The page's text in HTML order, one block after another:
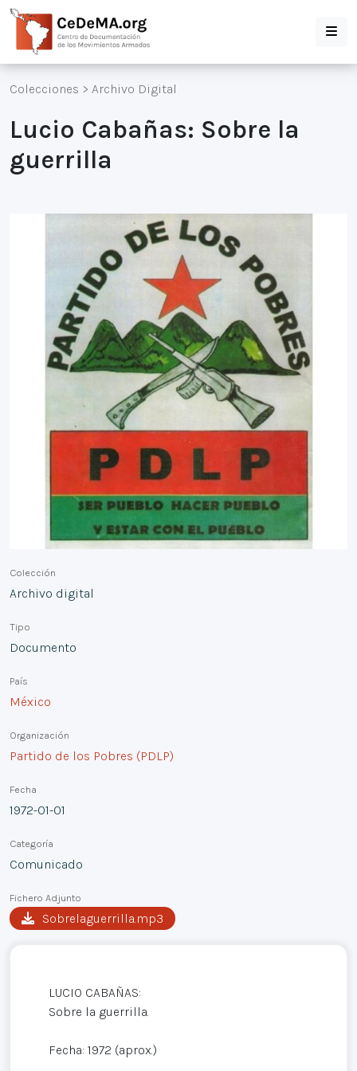
Colecciones > Archivo Digital
Lucio Cabañas: Sobre la
guerrilla
Colección
Archivo digital
Tipo
Documento
País
México
Organización
Partido de los Pobres (PDLP)
Fecha
1972-01-01
Categoría
Comunicado
Fichero Adjunto
Sobrelaguerrilla.mp3
LUCIO CABAÑAS:
Sobre la guerrilla.
Fecha: 1972 (aprox.)